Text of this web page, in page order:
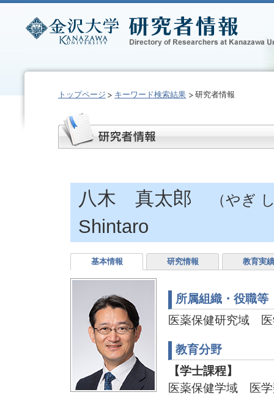
トップページ キーワード検索結果 研究者情報
八木 真太郎 （やぎ
Shintaro
基本情報 研究情報 教育実績
所属組織・役職等
医薬保健研究域
教育分野
【学士課程】
医薬保健学域 医